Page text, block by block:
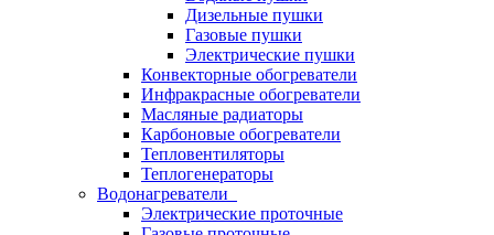
Дизельные пушки
Газовые пушки
Электрические пушки
Конвекторные обогреватели
Инфракрасные обогреватели
Масляные радиаторы
Карбоновые обогреватели
Тепловентиляторы
Теплогенераторы
Водонагреватели
Электрические проточные